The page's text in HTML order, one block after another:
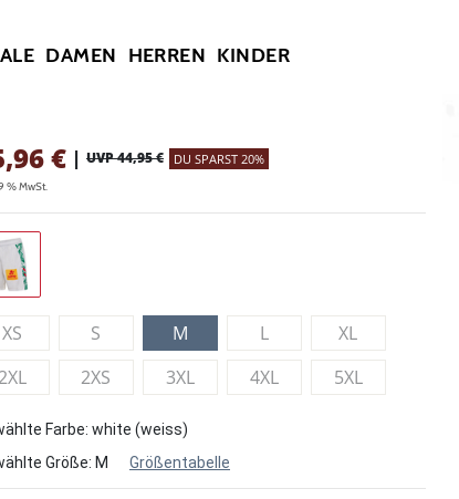
DAMEN HERREN KINDER
€ | UVP 44,95 € DU SPARST 20%
% MwSt.
XS S M L
XL
2XS 3XL 4XL 5XL
Farbe: white (weiss)
Größe: M Größentabelle